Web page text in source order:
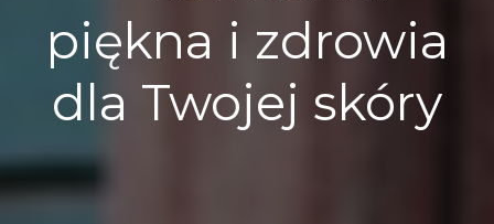
piękna i zdrowia
dla Twojej skóry